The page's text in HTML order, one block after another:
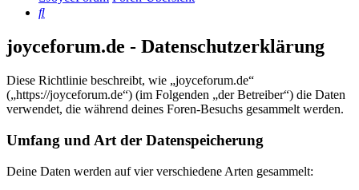
Suche
joyceforum.de - Datenschutzerklärung
Diese Richtlinie beschreibt, wie „joyceforum.de“
(„https://joyceforum.de“) (im Folgenden „der Betreiber“) die Daten
verwendet, die während deines Foren-Besuchs gesammelt werden.
Umfang und Art der Datenspeicherung
Deine Daten werden auf vier verschiedene Arten gesammelt: